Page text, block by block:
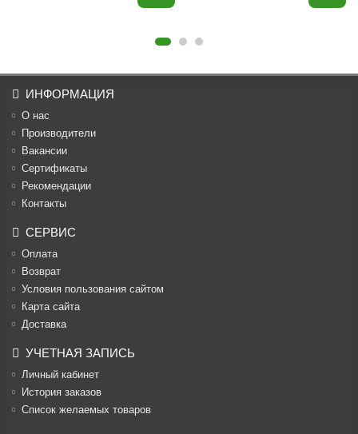
ИНФОРМАЦИЯ
О нас
Производители
Вакансии
Cертификаты
Рекомендации
Контакты
СЕРВИС
Оплата
Возврат
Условия пользования сайтом
Карта сайта
Доставка
УЧЕТНАЯ ЗАПИСЬ
Личный кабинет
История заказов
Список желаемых товаров